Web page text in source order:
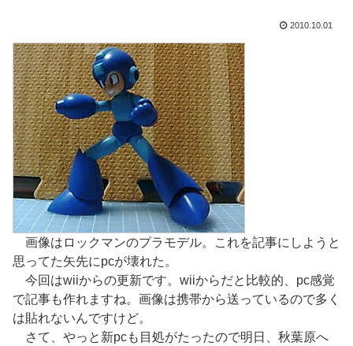
2010.10.01
画像はロックマンのプラモデル。これを記事にしようと
思ってた矢先にpcが壊れた。
今回はwiiからの更新です。wiiからだと比較的、pc感覚
で記事も作れますね。画像は携帯から送っているので多く
は貼れないんですけど。
さて、やっと新pcも目処がたったので明日、秋葉原へ